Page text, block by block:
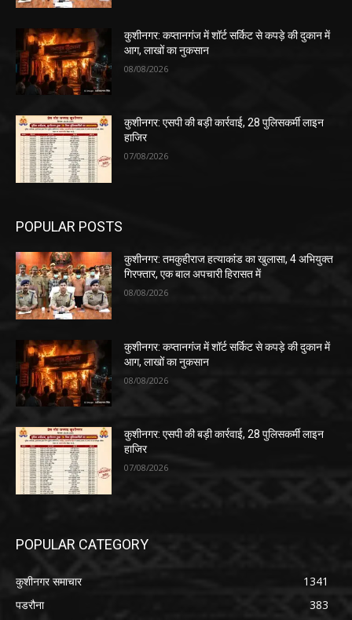
कुशीनगर: कप्तानगंज में शॉर्ट सर्किट से कपड़े की दुकान में
आग, लाखों का नुकसान
08/08/2026
कुशीनगर: एसपी की बड़ी कार्रवाई, 28 पुलिसकर्मी लाइन
हाजिर
07/08/2026
POPULAR POSTS
कुशीनगर: तमकुहीराज हत्याकांड का खुलासा, 4 अभियुक्त
गिरफ्तार, एक बाल अपचारी हिरासत में
08/08/2026
कुशीनगर: कप्तानगंज में शॉर्ट सर्किट से कपड़े की दुकान में
आग, लाखों का नुकसान
08/08/2026
कुशीनगर: एसपी की बड़ी कार्रवाई, 28 पुलिसकर्मी लाइन
हाजिर
07/08/2026
POPULAR CATEGORY
कुशीनगर समाचार
1341
पडरौना
383